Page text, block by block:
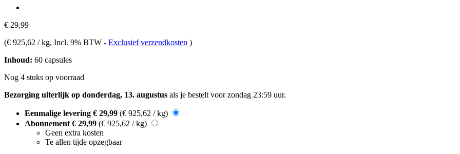
€ 29,99
(€ 925,62 / kg, Incl. 9% BTW - Exclusief verzendkosten )
Inhoud: 60 capsules
Nog 4 stuks op voorraad
Bezorging uiterlijk op donderdag, 13. augustus als je bestelt voorzondag 23:59 uur.
Eenmalige levering € 29,99 (€ 925,62 / kg)
Abonnement € 29,99 (€ 925,62 / kg)
Geen extra kosten
Te allen tijde opzegbaar